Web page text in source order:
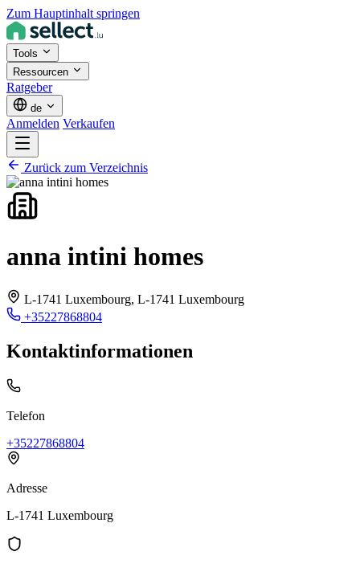
Zum Hauptinhalt springen
Tools
Ressourcen
Ratgeber
de
Anmelden Verkaufen
Zurück zum Verzeichnis
anna intini homes
L-1741 Luxembourg, L-1741 Luxembourg
+35227868804
Kontaktinformationen
Telefon
+35227868804
Adresse
L-1741 Luxembourg